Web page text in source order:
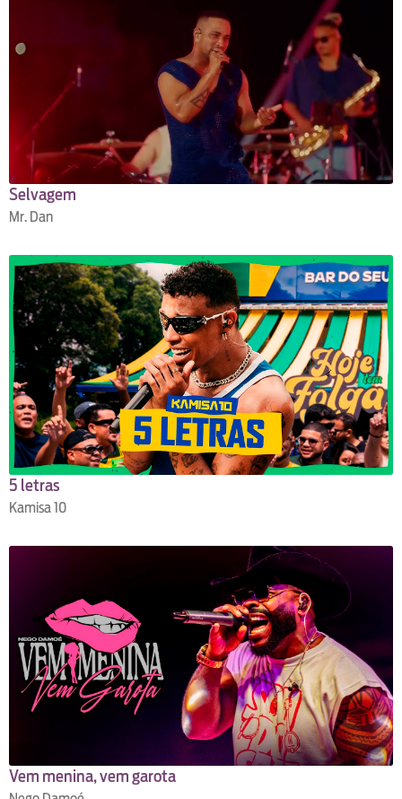
Selvagem
Mr. Dan
5 letras
Kamisa 10
Vem menina, vem garota